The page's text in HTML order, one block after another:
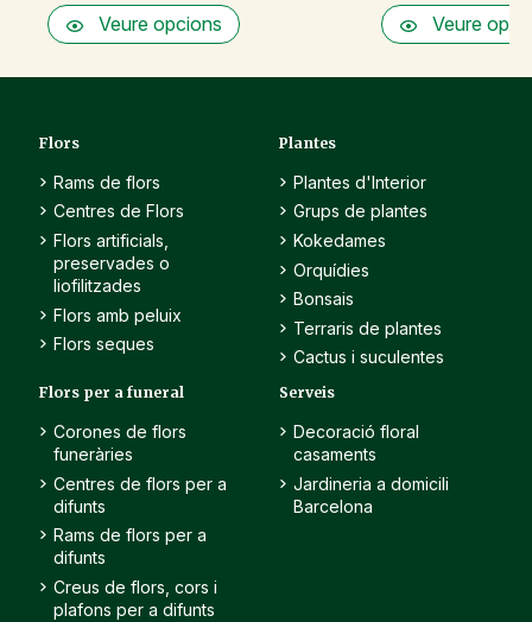
Veure opcions Veure
Flors
Rams de flors
Centres de Flors
Flors artificials,
preservades o
liofilitzades
Flors amb peluix
Flors seques
Plantes
Plantes d'Interior
Grups de plantes
Kokedames
Orquídies
Bonsais
Terraris de plantes
Cactus i suculentes
Flors per a funeral
Corones de flors
funeràries
Centres de flors per a
difunts
Rams de flors per a
difunts
Creus de flors, cors i
plafons per a difunts
Serveis
Decoració floral
casaments
Jardineria a domicili
Barcelona